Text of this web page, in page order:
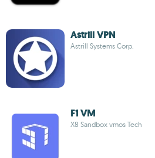
Astrill VPN
Astrill Systems Corp.
F1 VM
X8 Sandbox vmos Tech